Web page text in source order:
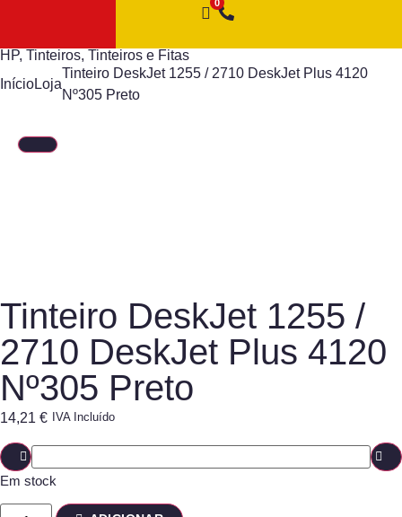
HP, Tinteiros, Tinteiros e Fitas
InícioLoja
Tinteiro DeskJet 1255 / 2710 DeskJet Plus 4120
Nº305 Preto
Tinteiro DeskJet 1255 /
2710 DeskJet Plus 4120
Nº305 Preto
14,21 € IVA Incluído
Em stock